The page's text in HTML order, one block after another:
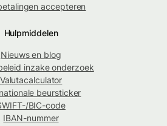
accepteren
Hulpmiddelen
Nieuws en blog
inzake onderzoek
Valutacalculator
beursticker
BIC-code
IBAN-nummer